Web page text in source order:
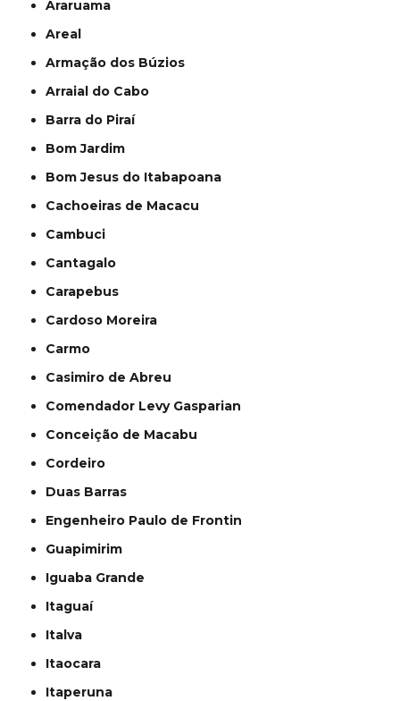
Araruama
Areal
Armação dos Búzios
Arraial do Cabo
Barra do Piraí
Bom Jardim
Bom Jesus do Itabapoana
Cachoeiras de Macacu
Cambuci
Cantagalo
Carapebus
Cardoso Moreira
Carmo
Casimiro de Abreu
Comendador Levy Gasparian
Conceição de Macabu
Cordeiro
Duas Barras
Engenheiro Paulo de Frontin
Guapimirim
Iguaba Grande
Itaguaí
Italva
Itaocara
Itaperuna